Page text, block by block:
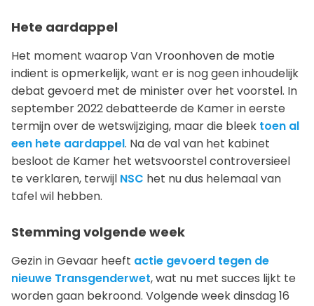
Hete aardappel
Het moment waarop Van Vroonhoven de motie
indient is opmerkelijk, want er is nog geen inhoudelijk
debat gevoerd met de minister over het voorstel. In
september 2022 debatteerde de Kamer in eerste
termijn over de wetswijziging, maar die bleek toen al
een hete aardappel. Na de val van het kabinet
besloot de Kamer het wetsvoorstel controversieel
te verklaren, terwijl NSC het nu dus helemaal van
tafel wil hebben.
Stemming volgende week
Gezin in Gevaar heeft actie gevoerd tegen de
nieuwe Transgenderwet, wat nu met succes lijkt te
worden gaan bekroond. Volgende week dinsdag 16